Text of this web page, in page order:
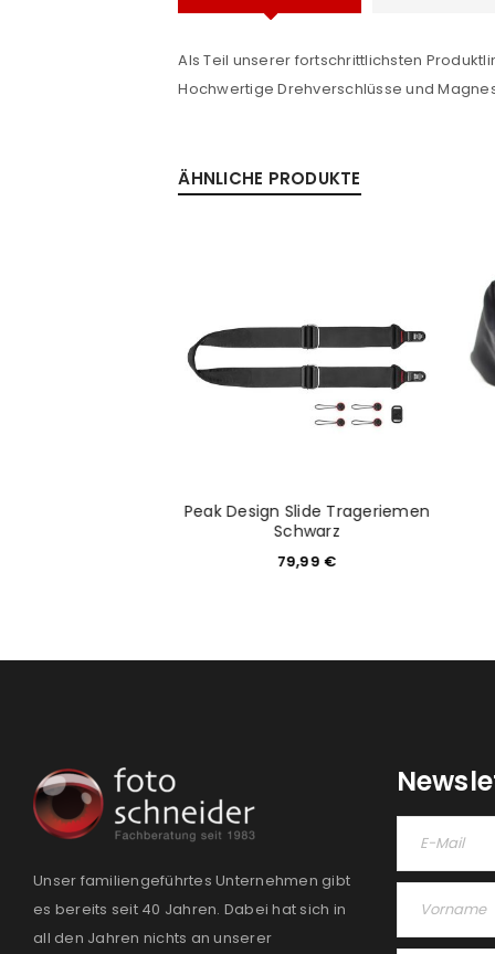
PASSWORT VERGESSEN?
Als Teil unserer fortschrittlichsten
Hochwertige Drehverschlüsse und
ÄHNLICHE PRODUKTE
Peak Design Slide Trageriemen
Schwarz
79,99 €
Unser familiengeführtes Unternehmen gibt
es bereits seit 40 Jahren. Dabei hat sich in
all den Jahren nichts an unserer